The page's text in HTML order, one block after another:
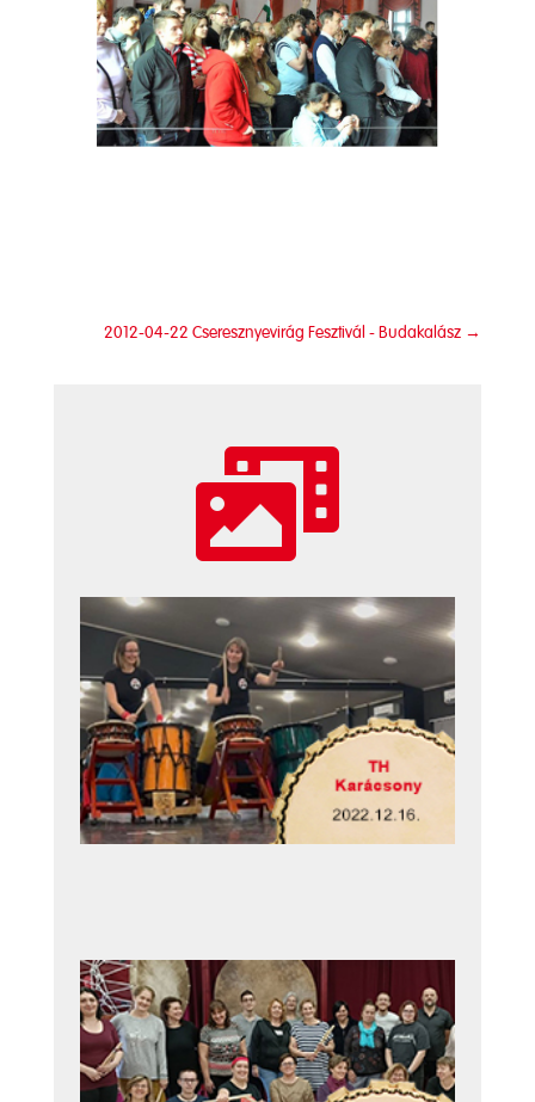
2012-04-22 Cseresznyevirág Fesztivál - Budakalász →
